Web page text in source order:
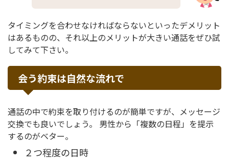
タイミングを合わせなければならないといったデメリット
はあるものの、それ以上のメリットが大きい通話をぜひ試
してみて下さい。
会う約束は自然な流れで
通話の中で約束を取り付けるのが簡単ですが、メッセージ
交換でも良いでしょう。 男性から「複数の日程」を提示
するのがベター。
２つ程度の日時